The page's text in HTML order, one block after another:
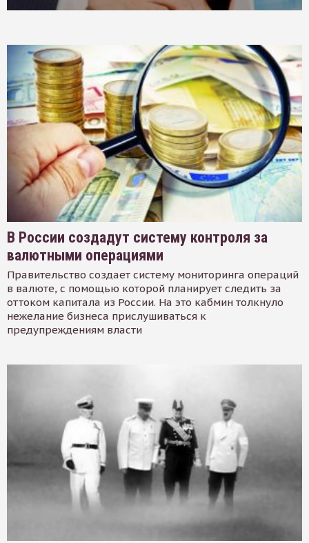
В России создадут систему контроля за
валютными операциями
Правительство создает систему мониторинга операций
в валюте, с помощью которой планирует следить за
оттоком капитала из России. На это кабмин толкнуло
нежелание бизнеса прислушиваться к
предупреждениям власти